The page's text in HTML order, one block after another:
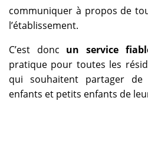
communiquer à propos de
l’établissement.
C’est donc un service
pratique pour toutes les
qui souhaitent partager
enfants et petits enfants de